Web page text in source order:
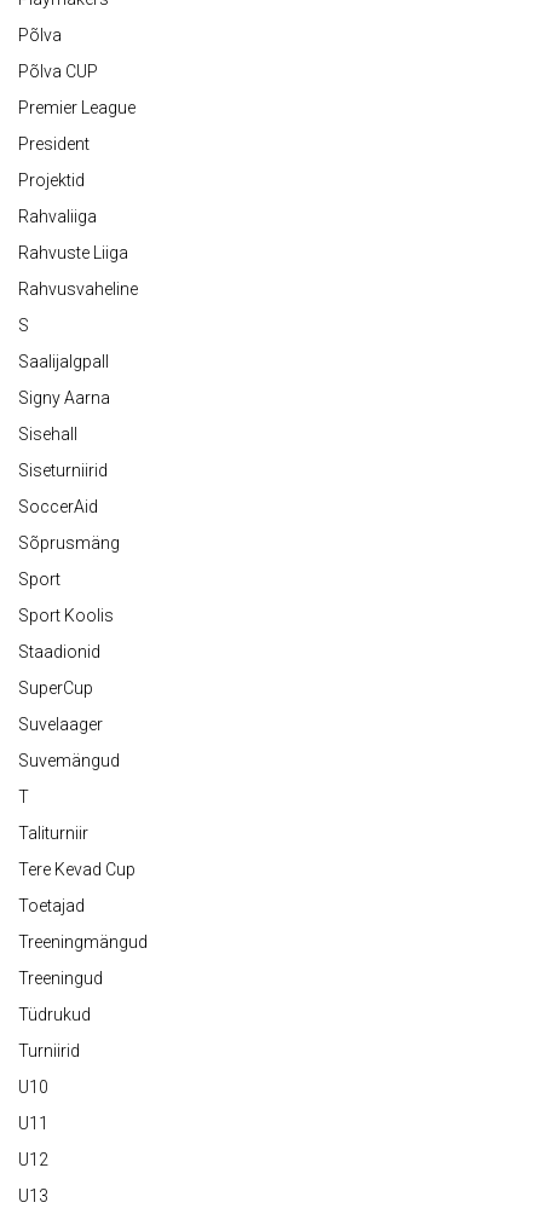
Põlva
Põlva CUP
Premier League
President
Projektid
Rahvaliiga
Rahvuste Liiga
Rahvusvaheline
S
Saalijalgpall
Signy Aarna
Sisehall
Siseturniirid
SoccerAid
Sõprusmäng
Sport
Sport Koolis
Staadionid
SuperCup
Suvelaager
Suvemängud
T
Taliturniir
Tere Kevad Cup
Toetajad
Treeningmängud
Treeningud
Tüdrukud
Turniirid
U10
U11
U12
U13